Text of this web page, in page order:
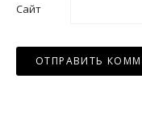
Сайт